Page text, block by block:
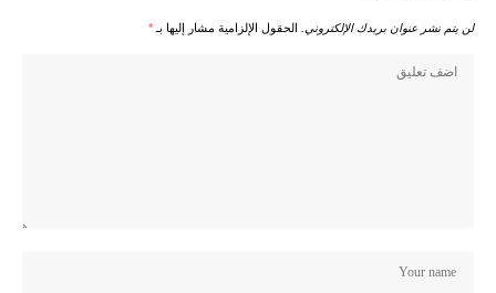
لن يتم نشر عنوان بريدك الإلكتروني. الحقول الإلزامية مشار إليها بـ *